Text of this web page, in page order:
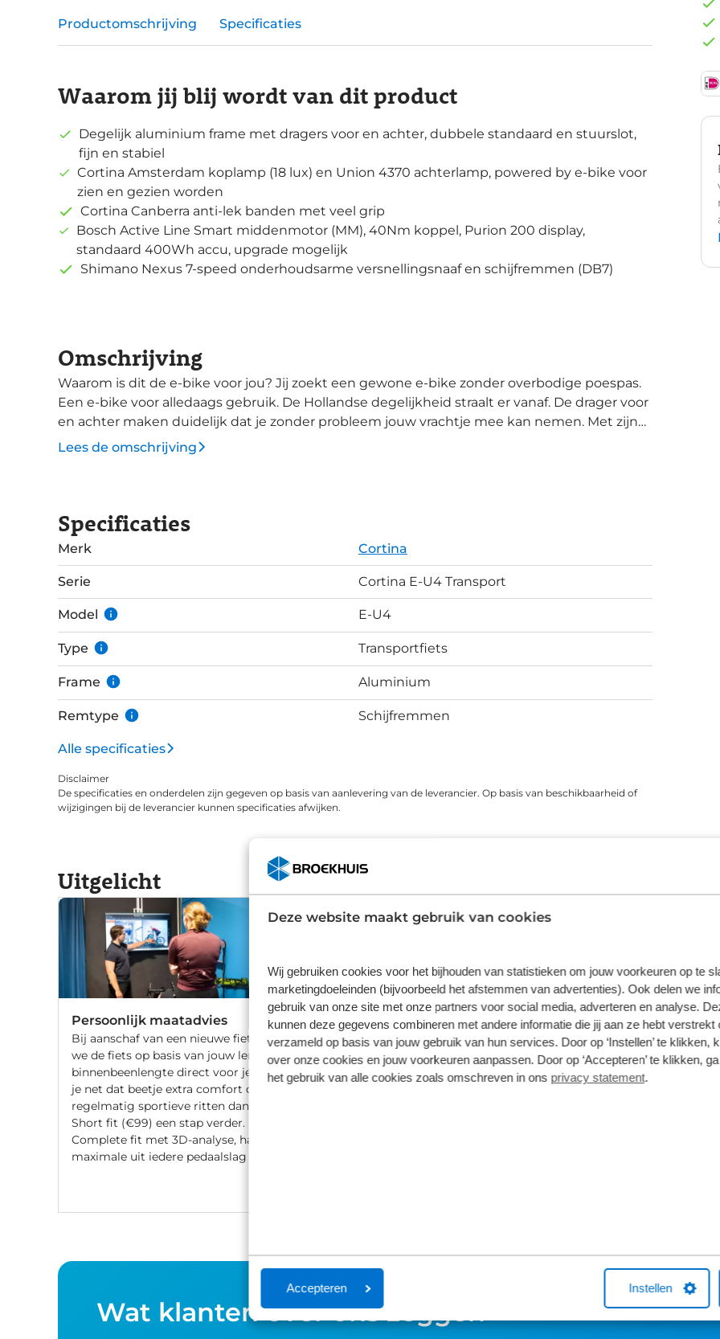
Deze website maakt gebruik van cookies
Wij gebruiken cookies voor het bijhouden van statistieken om jouw voorkeuren op te
marketingdoeleinden (bijvoorbeeld het afstemmen van advertenties). Ook delen we
gebruik van onze site met onze partners voor social media, adverteren en analyse.
kunnen deze gegevens combineren met andere informatie die jij aan ze hebt verstrekt
verzameld op basis van jouw gebruik van hun services. Door op ‘Instellen’ te klikken,
over onze cookies en jouw voorkeuren aanpassen. Door op ‘Accepteren’ te klikken,
het gebruik van alle cookies zoals omschreven in ons privacy statement.
Accepteren Instellen
Productomschrijving Specificaties
Waarom jij blij wordt van dit product
Degelijk aluminium frame met dragers voor en achter, dubbele standaard en stuurslot,
fijn en stabiel
Cortina Amsterdam koplamp (18 lux) en Union 4370 achterlamp, powered by e-bike voor
zien en gezien worden
Cortina Canberra anti-lek banden met veel grip
Bosch Active Line Smart middenmotor (MM), 40Nm koppel, Purion 200 display,
standaard 400Wh accu, upgrade mogelijk
Shimano Nexus 7-speed onderhoudsarme versnellingsnaaf en schijfremmen (DB7)
Omschrijving
Waarom is dit de e-bike voor jou? Jij zoekt een gewone e-bike zonder overbodige poespas.
Een e-bike voor alledaags gebruik. De Hollandse degelijkheid straalt er vanaf. De drager voor
en achter maken duidelijk dat je zonder probleem jouw vrachtje mee kan nemen. Met zijn
dubbele standaard staat jouw e-bike stabiel als jij de boodschappen erop zet. Het stuurslot
zorgt ervoor dat je e-bike stabiel staat als je hem stalt. De Cortina Canberra banden geven je
achterlamp - gevoed door het e-bike systeem. Met de Shimano Nexus 7-speed
versnellingsnaaf heb je voldoende optie voor afwisselende terreinen. En de
naafversnellingen zijn ook nog eens onderhoudsarm, dus goed voor vele plezierige
kilometers.
Lees de omschrijving
Specificaties
Merk Cortina
Serie Cortina E-U4 Transport
Model E-U4
Type Transportfiets
Frame Aluminium
Remtype Schijfremmen
Alle specificaties
Disclaimer
De specificaties en onderdelen zijn gegeven op basis van aanlevering van de leverancier. Op basis van beschikbaarheid of
wijzigingen bij de leverancier kunnen specificaties afwijken.
Uitgelicht
Persoonlijk maatadvies
Bij aanschaf van een nieuwe fiets stellen
we de fiets op basis van jouw lengte en
binnenbeenlengte direct voor je af. Wil
je net dat beetje extra comfort of fiets je
regelmatig sportieve ritten dan gaat de
Short fit (€99) een stap verder. Met een
Complete fit met 3D-analyse, haal je het
maximale uit iedere pedaalslag (€249).
Bosch Active Line
De Bosch Active Line is perfect voor
alle stedelijke tripjes. Deze motor met
40Nm koppel is licht en stil wat ideaal is
voor alle straten en wegen in de stad.
Bosch
Bosch
display is
stadsfietsen.
display kan
Wat klanten over ons zeggen